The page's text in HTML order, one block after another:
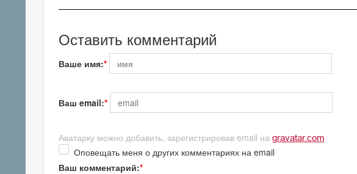
Оставить комментарий
Ваше имя:
Ваш email:
Аватарку можно добавить, зарегистрировав email на gravatar.com
Оповещать меня о других комментариях на email
Ваш комментарий: